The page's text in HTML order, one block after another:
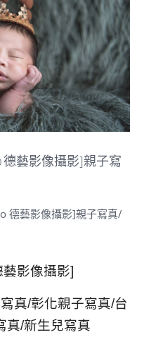
德藝影像攝影]親子寫
影像攝影]
真/彰化親子寫真/台
真/新生兒寫真